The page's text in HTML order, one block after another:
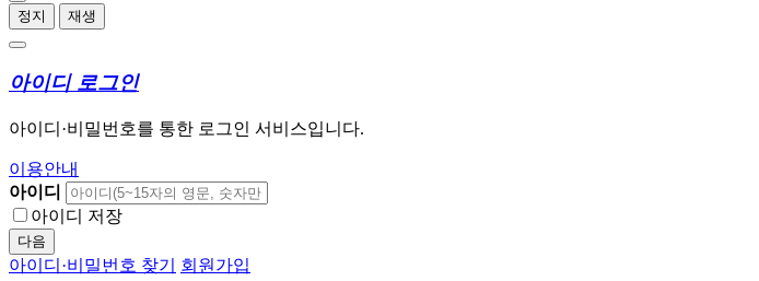
정지 재생
아이디 로그인
아이디·비밀번호를 통한 로그인 서비스입니다.
이용안내
아이디
아이디 저장
다음
아이디·비밀번호 찾기 회원가입